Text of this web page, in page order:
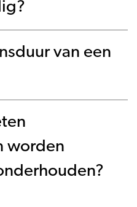
van een
worden